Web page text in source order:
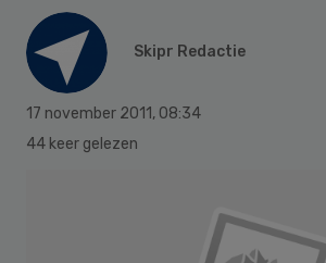
Skipr Redactie
17 november 2011, 08:34
44 keer gelezen